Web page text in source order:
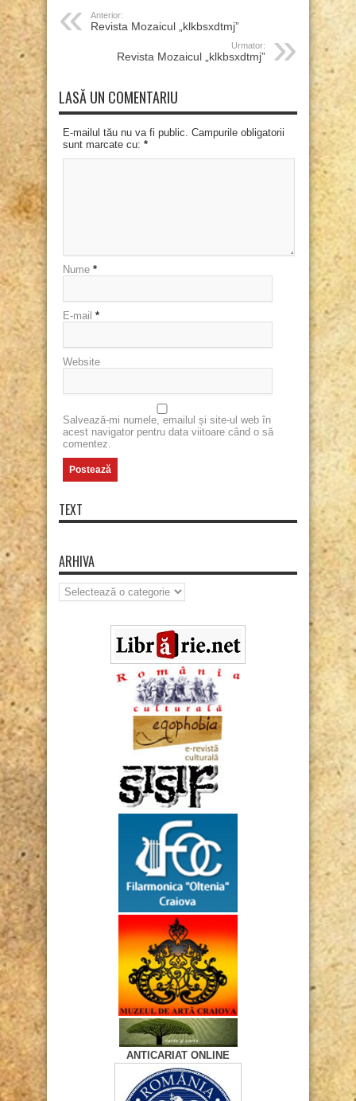
Anterior:
Revista Mozaicul „klkbsxdtmj”
Urmator:
Revista Mozaicul „klkbsxdtmj”
LASĂ UN COMENTARIU
E-mailul tău nu va fi public. Campurile obligatorii
sunt marcate cu: *
Nume *
E-mail *
Website
Salvează-mi numele, emailul și site-ul web în
acest navigator pentru data viitoare când o să
comentez.
TEXT
ARHIVA
Arhiva
ANTICARIAT ONLINE